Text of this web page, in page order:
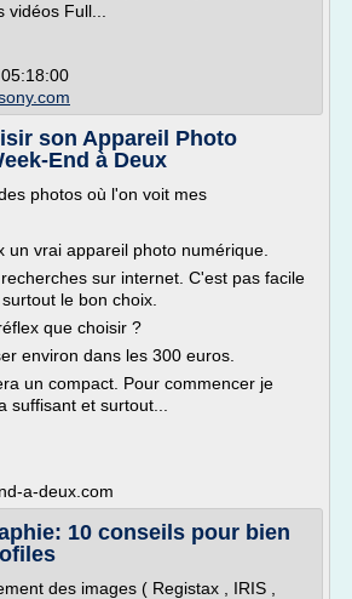
Full...
son Appareil Photo
End à Deux
photos où l'on voit mes
un vrai appareil photo numérique.
sur internet. C'est pas facile
le bon choix.
que choisir ?
environ dans les 300 euros.
un compact. Pour commencer je
suffisant et surtout...
a-deux.com
10 conseils pour bien
des images ( Registax , IRIS ,